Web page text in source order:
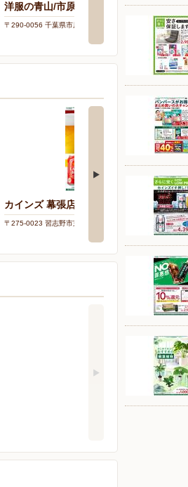
洋服の青山/市原五井
〒290-0056 千葉県市原市五井4826番地の2
カインズ 幕張店
〒275-0023 習志野市芝園1-2-1